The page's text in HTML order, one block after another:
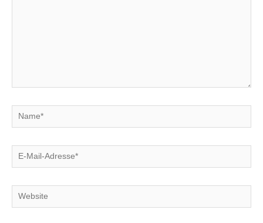
Name*
E-
Mail-
Website